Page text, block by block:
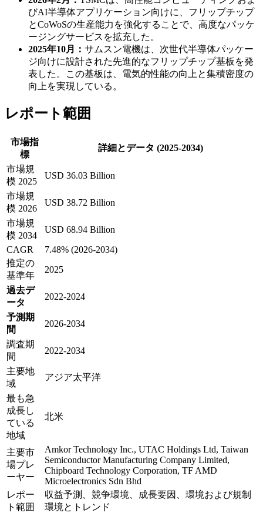
びAI半導体アプリケーション向けに、フリップチップ
とCoWoSの生産能力を強化することで、高度なパッケ
ージングサービスを拡充した。
2025年10月： サムスン電機は、次世代半導体パッケー
ジ向けに設計された先進的なフリップチップ基板を発
表した。この基板は、電気的性能の向上と集積密度の
向上を実現している。
レポート範囲
市場指
標
詳細とデータ (2025-2034)
市場規
模 2025
USD 36.03 Billion
市場規
模 2026
USD 38.72 Billion
市場規
模 2034
USD 68.94 Billion
CAGR
7.48% (2026-2034)
推定の
基準年
2025
過去デ
ータ
2022-2024
予測期
間
2026-2034
調査期
間
2022-2034
主要地
域
アジア太平洋
最も急
成長し
ている
地域
北米
主要市
場プレ
ーヤー
Amkor Technology Inc., UTAC Holdings Ltd, Taiwan
Semiconductor Manufacturing Company Limited,
Chipboard Technology Corporation, TF AMD
Microelectronics Sdn Bhd
レポー
ト範囲
収益予測、競争環境、成長要因、環境および規制
環境とトレンド